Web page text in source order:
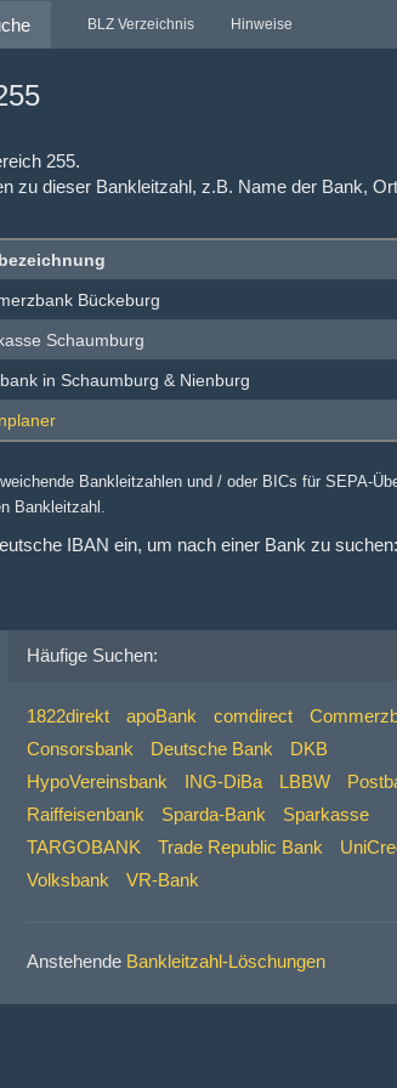
BLZ Verzeichnis Hinweise
255.
zu dieser Bankleitzahl, z.B. Name der Bank,
Bückeburg
Schaumburg
in Schaumburg & Nienburg
Bankleitzahlen und / oder BICs für SEPA-
Bankleitzahl.
IBAN ein, um nach einer Bank zu suchen:
Häufige Suchen:
1822direkt apoBank comdirect
Consorsbank
Deutsche Bank
DKB
HypoVereinsbank
ING-DiBa LBBW
Raiffeisenbank
Sparda-Bank
Sparkasse
TARGOBANK
Trade Republic Bank
Volksbank
VR-Bank
Anstehende Bankleitzahl-Löschungen